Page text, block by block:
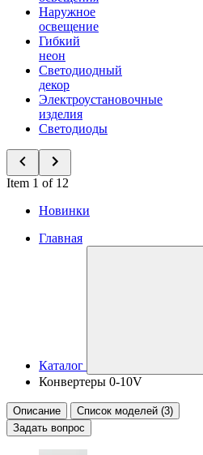
Наружное
освещение
Гибкий
неон
Светодиодный
декор
Электроустановочные
изделия
Светодиоды
Item 1 of 12
Новинки
Главная
Каталог
Конвертеры 0-10V
Описание
Список моделей (3)
Задать вопрос